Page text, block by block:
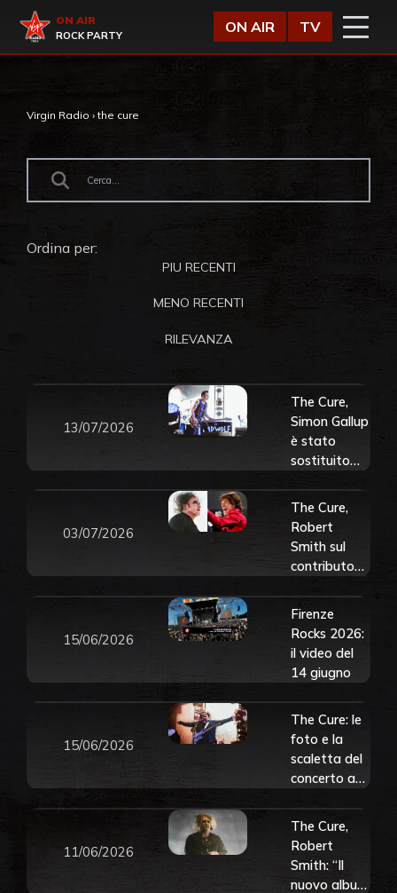
Virgin Radio
ON AIR
ROCK PARTY
ON AIR TV
Virgin Radio ›the cure
Ordina per:
PIU RECENTI
MENO RECENTI
RILEVANZA
13/07/2026
The Cure,
Simon Gallup
è stato
sostituito
figlio Eden: il
bassista
“non sta
ancora
bene”
03/07/2026
The Cure,
Robert
Smith sul
contributo
per i Rolling
Stones:
“Non ero
pronto. Ero
andato lì
con l’idea di
ubriacarmi”
15/06/2026
Firenze
Rocks 2026:
il video del
14 giugno
15/06/2026
The Cure: le
foto e la
scaletta del
concerto a
Rocks 2026
11/06/2026
The Cure,
Robert
Smith: “Il
nuovo album